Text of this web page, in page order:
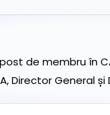
de membru în
Director General și